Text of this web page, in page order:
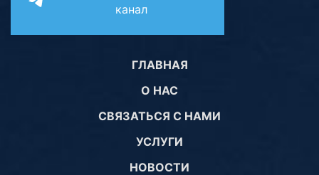
канал
ГЛАВНАЯ
О НАС
СВЯЗАТЬСЯ С НАМИ
УСЛУГИ
НОВОСТИ